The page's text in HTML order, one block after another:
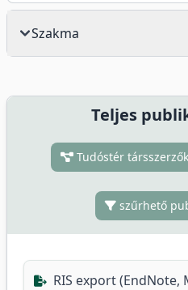
Szakma
Teljes
Tudóstér társszerzők
szűrhető
RIS export (EndNote,